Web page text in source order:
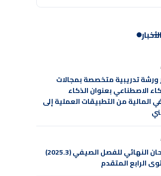
تدريبية متخصصة بمجالات
الاصطناعي بعنوان الذكاء
المالية من التطبيقات العملية إلى
برنامج الامتحان النهائي للفصل الصيفي (2025.3)
الرابع المتقدم